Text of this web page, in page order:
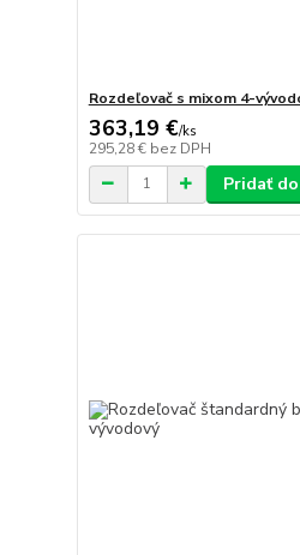
Rozdeľovač s mixom 4-
363,19 €/ks
295,28 € bez DPH
Pridať